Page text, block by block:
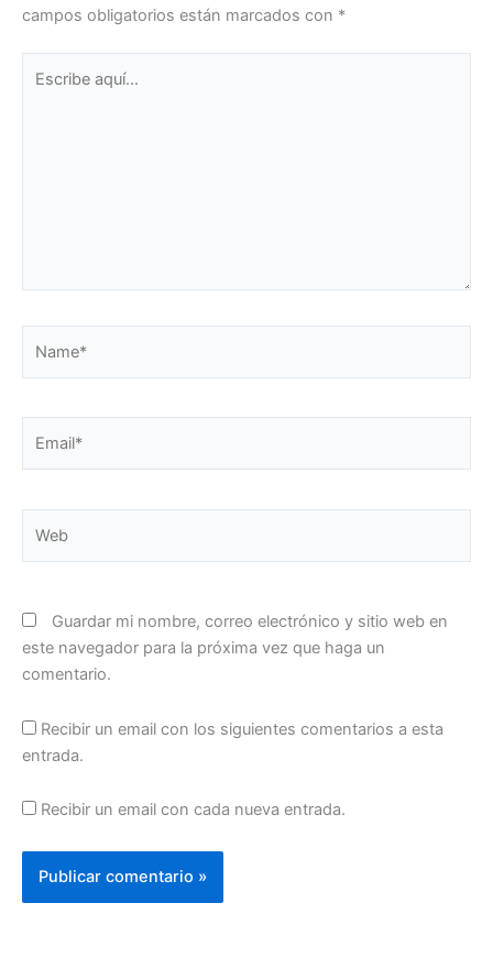
campos obligatorios están marcados con *
aquí...
Guardar mi nombre, correo electrónico y sitio web en
este navegador para la próxima vez que haga un
comentario.
Recibir un email con los siguientes comentarios a esta
entrada.
Recibir un email con cada nueva entrada.